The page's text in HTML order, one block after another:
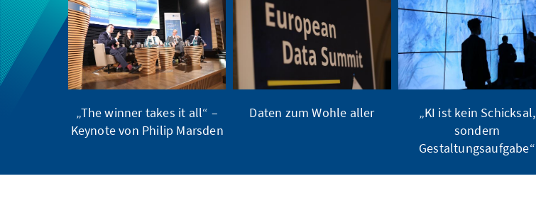
„The winner takes it all“ –
Keynote von Philip Marsden
Daten zum Wohle aller
„KI ist kein Schicksal,
sondern
Gestaltungsaufgabe“